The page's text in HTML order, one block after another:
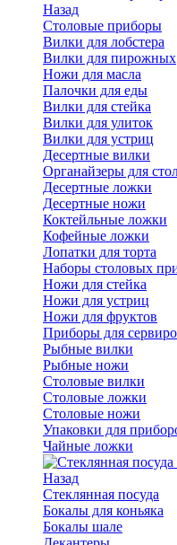
Назад
Cтоловые приборы
Вилки для лобстера
Вилки для пирожных
Ножи для масла
Палочки для еды
Вилки для стейка
Вилки для улиток
Вилки для устриц
Десертные вилки
Органайзеры для
Десертные ложки
Десертные ножи
Коктейльные ложки
Кофейные ложки
Лопатки для торта
Наборы столовых
Ножи для стейка
Ножи для устриц
Ножи для фруктов
Приборы для
Рыбные вилки
Рыбные ножи
Столовые вилки
Столовые ложки
Столовые ножи
Упаковки для
Чайные ложки
Назад
Стеклянная посуда
Бокалы для коньяка
Бокалы шале